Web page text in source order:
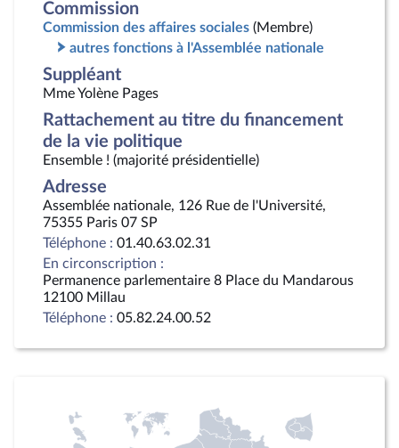
Commission
Commission des affaires sociales (Membre)
autres fonctions à l'Assemblée nationale
Suppléant
Mme Yolène Pages
Rattachement au titre du financement
de la vie politique
Ensemble ! (majorité présidentielle)
Adresse
Assemblée nationale, 126 Rue de l'Université,
75355 Paris 07 SP
Téléphone : 01.40.63.02.31
En circonscription :
Permanence parlementaire 8 Place du Mandarous
12100 Millau
Téléphone : 05.82.24.00.52